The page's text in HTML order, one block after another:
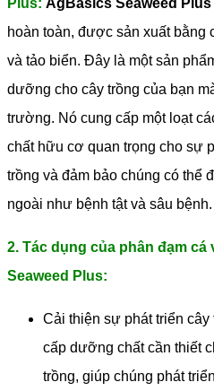
Plus: AgBasics Seaweed Plus
hoàn toàn, được sản xuất bằng
và tảo biển. Đây là một sản
dưỡng cho cây trồng của bạn
trường. Nó cung cấp một loạt
chất hữu cơ quan trọng cho sự
trồng và đảm bảo chúng có thể
ngoài như bệnh tật và sâu bệnh.
2. Tác dụng của phân đạm cá
Seaweed Plus:
Cải thiện sự phát triển cây
cấp dưỡng chất cần thiết
trồng, giúp chúng phát